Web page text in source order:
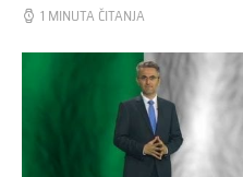
1 MINUTA ČITANJA